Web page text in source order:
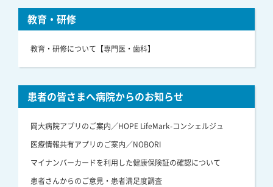
教育・研修
教育・研修について【専門医・歯科】
患者の皆さまへ病院からのお知らせ
岡大病院アプリのご案内／HOPE LifeMark-コンシェルジュ
医療情報共有アプリのご案内／NOBORI
マイナンバーカードを利用した健康保険証の確認について
患者さんからのご意見・患者満足度調査